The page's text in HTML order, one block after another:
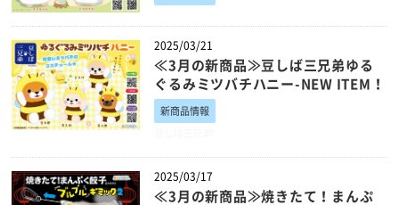
2025/03/21
≪3月の新商品≫豆しば三兄弟ゆる
ぐるみミツバチハニー-NEW ITEM！
新商品情報
2025/03/17
≪3月の新商品≫焼きたて！まんぷ